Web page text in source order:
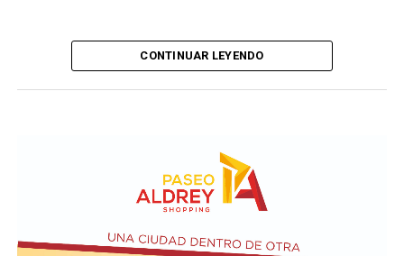
CONTINUAR LEYENDO